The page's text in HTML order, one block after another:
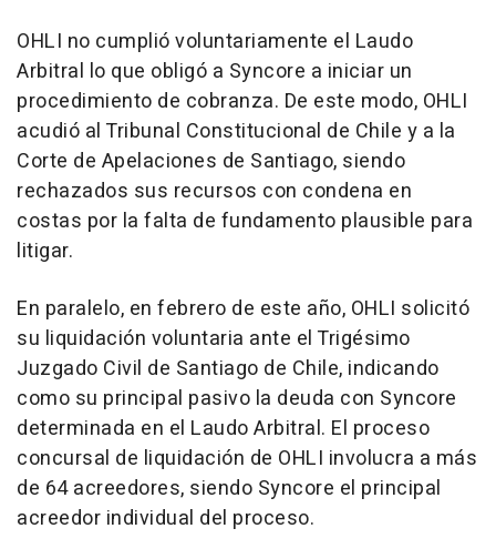
OHLI no cumplió voluntariamente el Laudo
Arbitral lo que obligó a Syncore a iniciar un
procedimiento de cobranza. De este modo, OHLI
acudió al Tribunal Constitucional de Chile y a la
Corte de Apelaciones de Santiago, siendo
rechazados sus recursos con condena en
costas por la falta de fundamento plausible para
litigar.
En paralelo, en febrero de este año, OHLI solicitó
su liquidación voluntaria ante el Trigésimo
Juzgado Civil de Santiago de Chile, indicando
como su principal pasivo la deuda con Syncore
determinada en el Laudo Arbitral. El proceso
concursal de liquidación de OHLI involucra a más
de 64 acreedores, siendo Syncore el principal
acreedor individual del proceso.